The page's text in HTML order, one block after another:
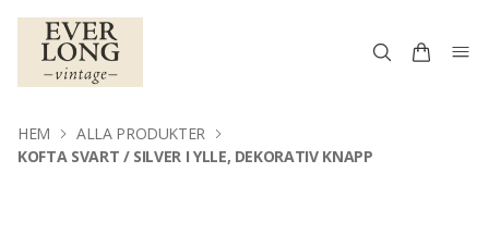
HEM
ALLA PRODUKTER
KOFTA SVART / SILVER I YLLE, DEKORATIV KNAPP